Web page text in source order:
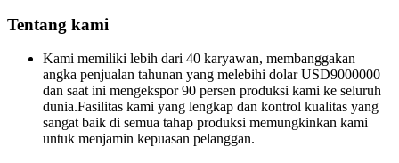
Tentang kami
Kami memiliki lebih dari 40 karyawan, membanggakan
angka penjualan tahunan yang melebihi dolar USD9000000
dan saat ini mengekspor 90 persen produksi kami ke seluruh
dunia.Fasilitas kami yang lengkap dan kontrol kualitas yang
sangat baik di semua tahap produksi memungkinkan kami
untuk menjamin kepuasan pelanggan.